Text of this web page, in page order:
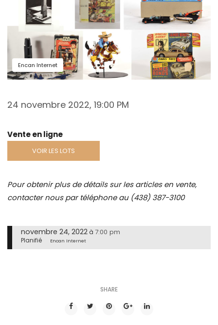
Encan Internet
24 novembre 2022, 19:00 PM
Vente en ligne
VOIR LES LOTS
Pour obtenir plus de détails sur les articles en vente,
contacter nous par téléphone au (438) 387-3100
novembre 24, 2022 à 7:00 pm
Planifié Encan Internet
SHARE